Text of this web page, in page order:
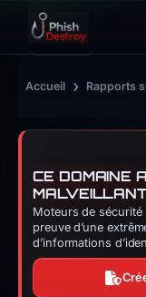
Accueil › Rapports
CE DOMAINE
Moteurs de
preuve d’une
d’informations